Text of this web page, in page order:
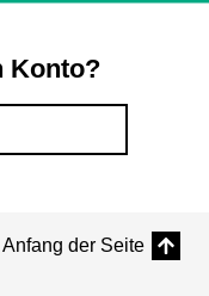
Konto?
der Seite